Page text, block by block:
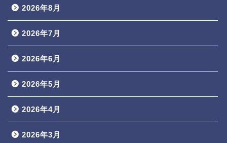
2026年8月
2026年7月
2026年6月
2026年5月
2026年4月
2026年3月